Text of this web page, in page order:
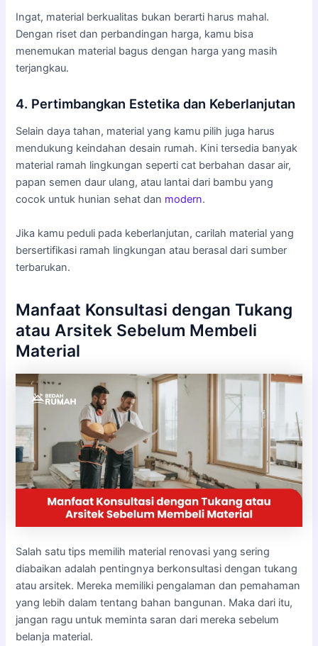
Ingat, material berkualitas bukan berarti harus mahal.
Dengan riset dan perbandingan harga, kamu bisa
menemukan material bagus dengan harga yang masih
terjangkau.
4. Pertimbangkan Estetika dan Keberlanjutan
Selain daya tahan, material yang kamu pilih juga harus
mendukung keindahan desain rumah. Kini tersedia banyak
material ramah lingkungan seperti cat berbahan dasar air,
papan semen daur ulang, atau lantai dari bambu yang
cocok untuk hunian sehat dan modern.
Jika kamu peduli pada keberlanjutan, carilah material yang
bersertifikasi ramah lingkungan atau berasal dari sumber
terbarukan.
Manfaat Konsultasi dengan Tukang
atau Arsitek Sebelum Membeli
Material
Salah satu tips memilih material renovasi yang sering
diabaikan adalah pentingnya berkonsultasi dengan tukang
atau arsitek. Mereka memiliki pengalaman dan pemahaman
yang lebih dalam tentang bahan bangunan. Maka dari itu,
jangan ragu untuk meminta saran dari mereka sebelum
belanja material.